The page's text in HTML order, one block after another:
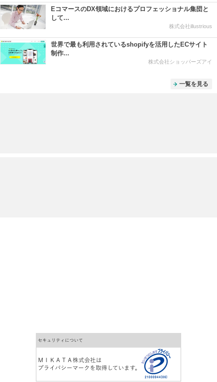
EコマースのDX領域におけるプロフェッショナル集団と
して...
株式会社illustrious
世界で最も利用されているshopifyを活用したECサイト
制作...
株式会社ショッパーズアイ
一覧を見る